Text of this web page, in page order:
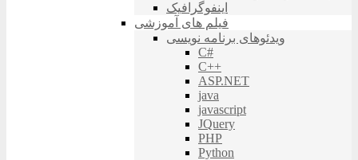
اینفوگرافیک
فیلم های آموزشی
ویدئوهای برنامه نویسی
C#
C++
ASP.NET
java
javascript
JQuery
PHP
Python